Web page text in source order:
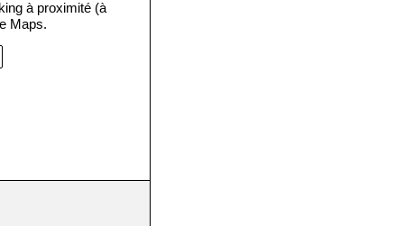
à proximité (à
Maps.